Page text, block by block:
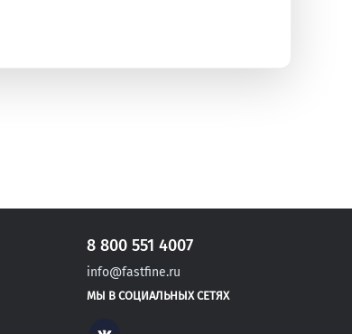
8 800 551 4007
info@fastfine.ru
МЫ В СОЦИАЛЬНЫХ СЕТЯХ